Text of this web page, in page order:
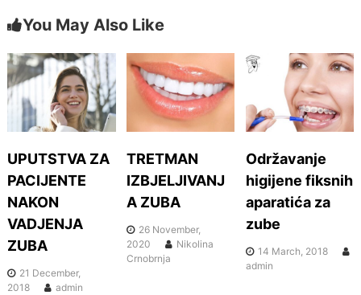
o
k
s
t
n
a
v
i
g
a
You May Also Like
UPUTSTVA ZA
PACIJENTE
NAKON
VADJENJA
ZUBA
21 December,
2018
admin
TRETMAN
IZBJELJIVANJ
A ZUBA
26 November,
2020
Nikolina
Crnobrnja
Održavanje
higijene fiksnih
aparatića za
zube
14 March, 2018
admin